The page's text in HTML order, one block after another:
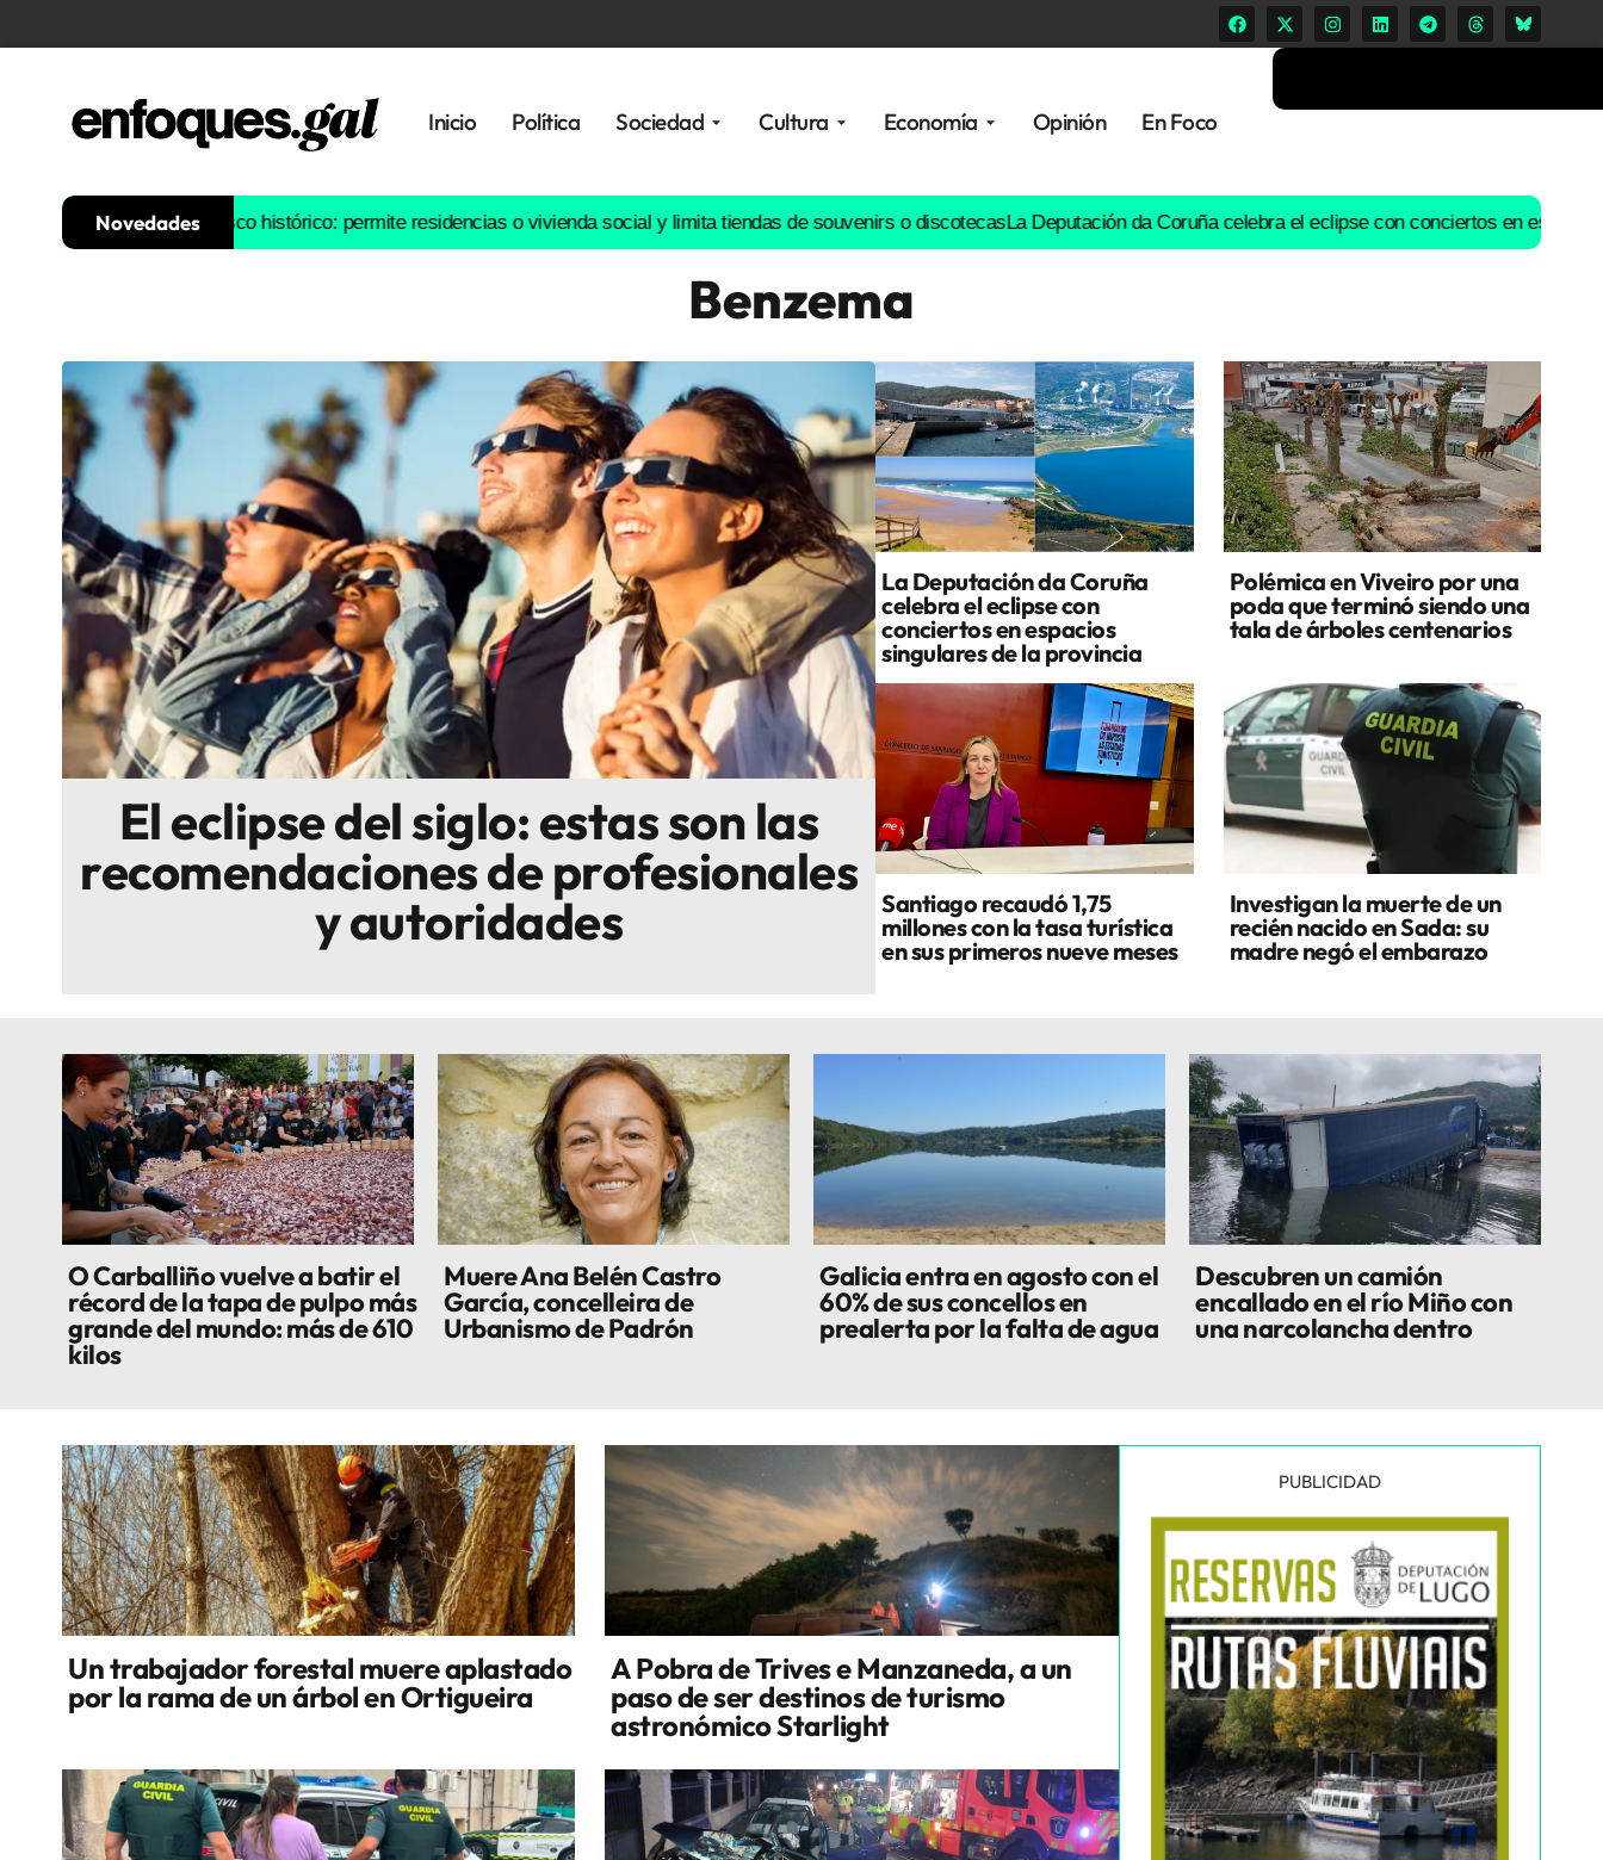
Inicio Política Sociedad Cultura Economía Opinión En Foco
Histórica
Gastronomía
Escenarios
Sostenibilidad
Innova
Novedades
para su casco histórico: permite residencias o vivienda social y limita tiendas de souvenirs o discotecasLa Deputación da Coruña celebra el eclipse con conciertos en espacios
Benzema
El eclipse del siglo: estas son las
recomendaciones de profesionales
y autoridades
La Deputación da Coruña
celebra el eclipse con
conciertos en espacios
singulares de la provincia
Polémica en Viveiro por una
poda que terminó siendo una
tala de árboles centenarios
Santiago recaudó 1,75
millones con la tasa turística
en sus primeros nueve meses
Investigan la muerte de un
recién nacido en Sada: su
madre negó el embarazo
O Carballiño vuelve a batir el
récord de la tapa de pulpo más
grande del mundo: más de 610
kilos
Muere Ana Belén Castro
García, concelleira de
Urbanismo de Padrón
Galicia entra en agosto con el
60% de sus concellos en
prealerta por la falta de agua
Descubren un camión
encallado en el río Miño con
una narcolancha dentro
Un trabajador forestal muere aplastado
por la rama de un árbol en Ortigueira
A Pobra de Trives e Manzaneda, a un
paso de ser destinos de turismo
astronómico Starlight
PUBLICIDAD